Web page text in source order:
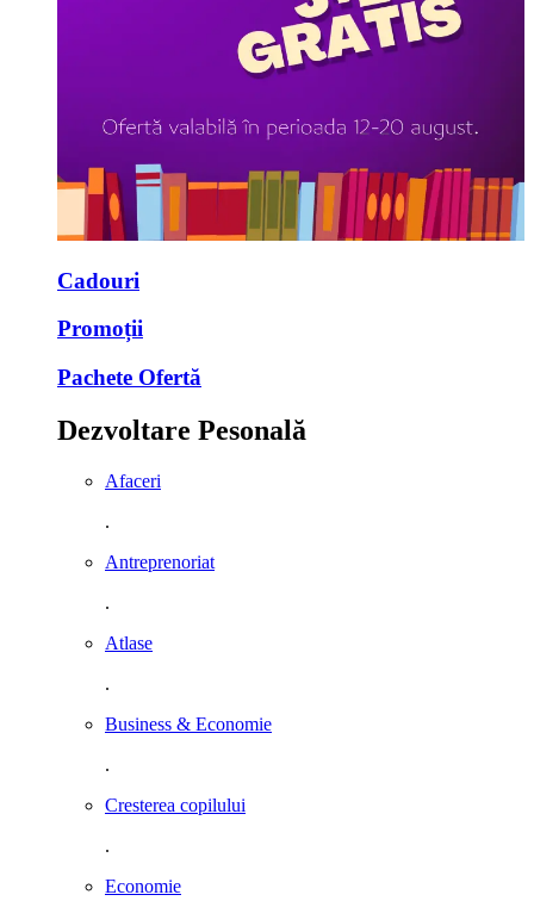
Cadouri
Promoții
Pachete Ofertă
Dezvoltare Pesonală
Afaceri
.
Antreprenoriat
.
Atlase
.
Business & Economie
.
Cresterea copilului
.
Economie